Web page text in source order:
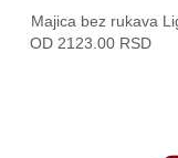
Majica bez rukava
OD 2123.00 RSD